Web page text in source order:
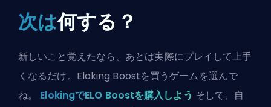
次は何する？
新しいこと覚えたなら、あとは実際にプレイして上手
くなるだけ。Eloking Boostを買うゲームを選んで
ね。 ElokingでELO Boostを購入しよう そして、自